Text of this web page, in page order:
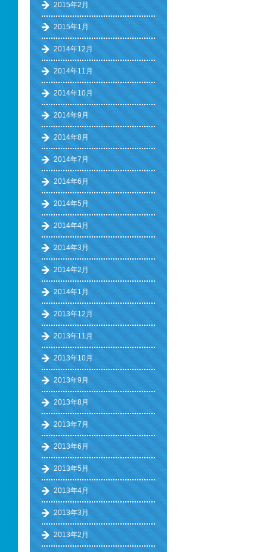
2015年2月
2015年1月
2014年12月
2014年11月
2014年10月
2014年9月
2014年8月
2014年7月
2014年6月
2014年5月
2014年4月
2014年3月
2014年2月
2014年1月
2013年12月
2013年11月
2013年10月
2013年9月
2013年8月
2013年7月
2013年6月
2013年5月
2013年4月
2013年3月
2013年2月